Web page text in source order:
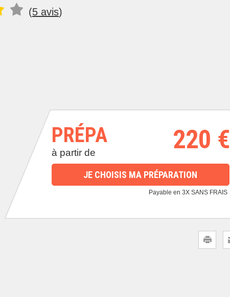
(5 avis)
PRÉPA
à partir de 220 €
JE CHOISIS MA PRÉPARATION
Payable en 3X SANS FRAIS